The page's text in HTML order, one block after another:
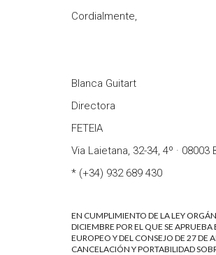
Cordialmente,
Blanca Guitart
Directora
FETEIA
Via Laietana, 32-34, 4º · 08003
* (+34) 932 689 430
EN CUMPLIMIENTO DE LA LEY
DICIEMBRE POR EL QUE SE
EUROPEO Y DEL CONSEJO DE 27 DE
CANCELACIÓN Y PORTABILIDAD